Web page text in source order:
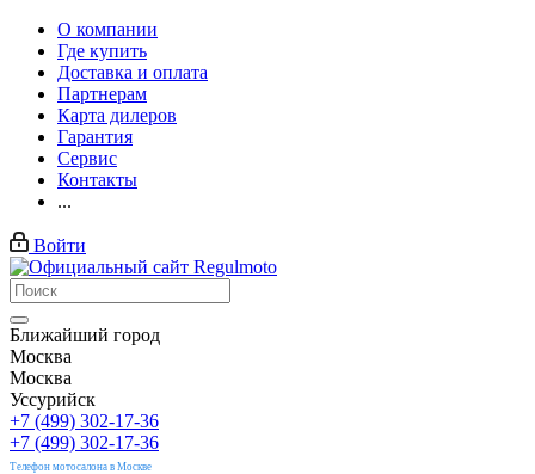
О компании
Где купить
Доставка и оплата
Партнерам
Карта дилеров
Гарантия
Сервис
Контакты
...
Войти
Ближайший город
Москва
Москва
Уссурийск
+7 (499) 302-17-36
+7 (499) 302-17-36
Телефон мотосалона в Москве